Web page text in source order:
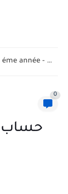
la pollution de l'air 8 éme année - تلوث الهواء...
0
حساب